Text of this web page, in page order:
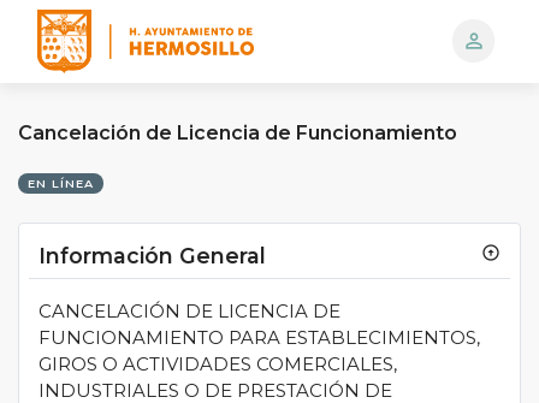
person_outline
Cancelación de Licencia de Funcionamiento
EN LÍNEA
Información General arrow_circle_up
CANCELACIÓN DE LICENCIA DE
FUNCIONAMIENTO PARA ESTABLECIMIENTOS,
GIROS O ACTIVIDADES COMERCIALES,
INDUSTRIALES O DE PRESTACIÓN DE